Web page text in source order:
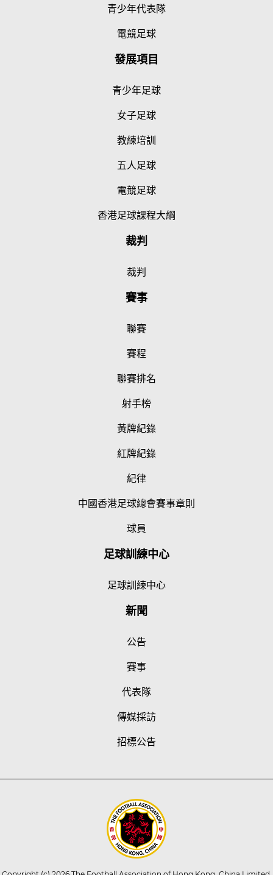
青少年代表隊
電競足球
發展項目
青少年足球
女子足球
教練培訓
五人足球
電競足球
香港足球課程大綱
裁判
裁判
賽事
聯賽
賽程
聯賽排名
射手榜
黃牌紀錄
紅牌紀錄
紀律
中國香港足球總會賽事章則
球員
足球訓練中心
足球訓練中心
新聞
公告
賽事
代表隊
傳媒採訪
招標公告